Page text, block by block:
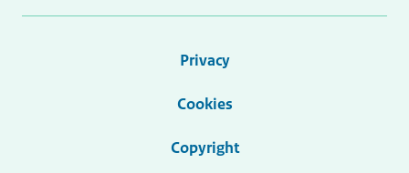
Privacy
Cookies
Copyright